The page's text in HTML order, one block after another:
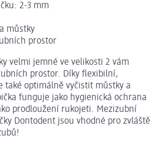
2-3 mm
můstky
prostor
velmi jemné ve velikosti 2 vám
prostor. Díky flexibilní,
také optimálně vyčistit můstky a
funguje jako hygienická ochrana
prodloužení rukojeti. Mezizubní
Dontodent jsou vhodné pro zvláště